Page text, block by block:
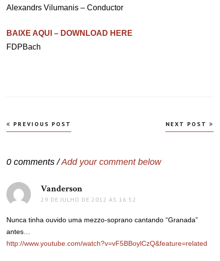
Alexandrs Vilumanis – Conductor
BAIXE AQUI – DOWNLOAD HERE
FDPBach
Navegação
de
PREVIOUS POST NEXT POST
0 comments /Add your comment below
Vanderson
29 DE JULHO DE 2012 ÀS 16:52
Nunca tinha ouvido uma mezzo-soprano cantando “Granada”
antes…
http://www.youtube.com/watch?v=vF5BBoylCzQ&feature=related